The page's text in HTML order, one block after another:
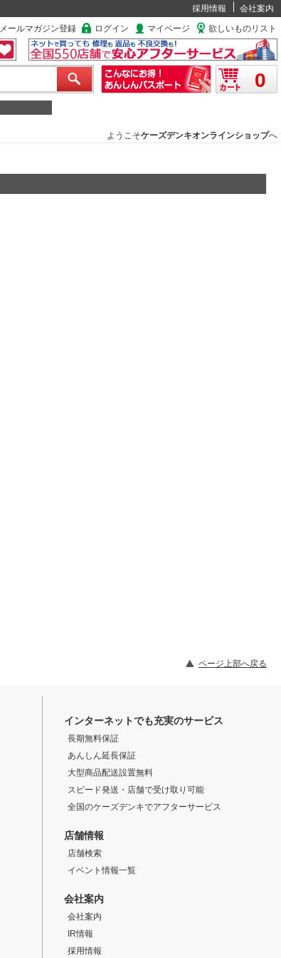
採用情報
会社案内
メールマガジン登録 ログイン マイページ 欲しいものリスト
0
ようこそケーズデンキオンラインショップへ
ページ上部へ戻る
インターネットでも充実のサービス
長期無料保証
あんしん延長保証
大型商品配送設置無料
スピード発送・店舗で受け取り可能
全国のケーズデンキでアフターサービス
店舗情報
店舗検索
イベント情報一覧
会社案内
会社案内
IR情報
採用情報